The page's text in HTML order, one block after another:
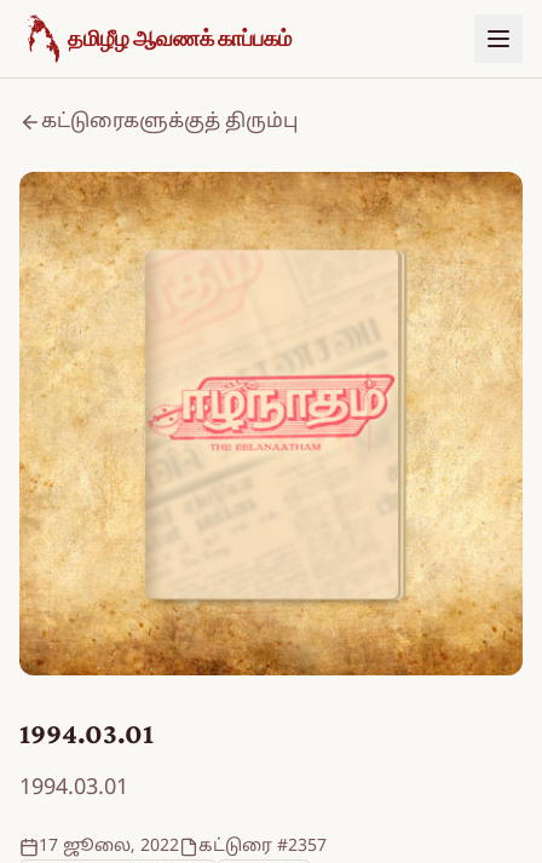
உள்ளடக்கத்திற்குச் செல்க
தமிழீழ ஆவணக் காப்பகம்
கட்டுரைகளுக்குத் திரும்பு
1994.03.01
1994.03.01
17 ஜூலை, 2022
கட்டுரை #2357